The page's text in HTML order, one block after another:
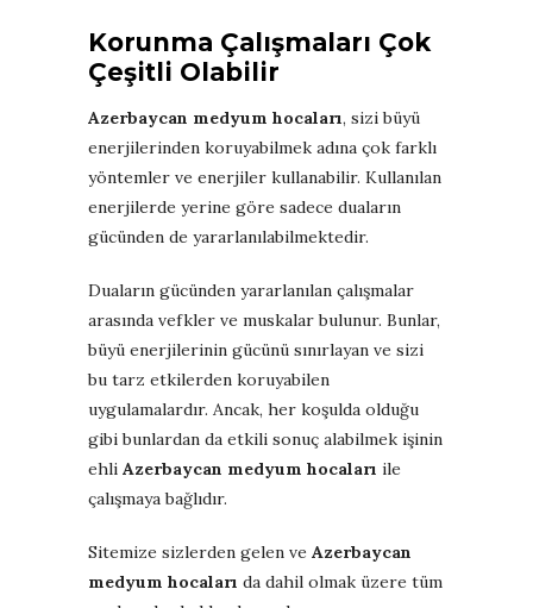
Korunma Çalışmaları Çok
Çeşitli Olabilir
Azerbaycan medyum hocaları, sizi büyü
enerjilerinden koruyabilmek adına çok farklı
yöntemler ve enerjiler kullanabilir. Kullanılan
enerjilerde yerine göre sadece duaların
gücünden de yararlanılabilmektedir.
Duaların gücünden yararlanılan çalışmalar
arasında vefkler ve muskalar bulunur. Bunlar,
büyü enerjilerinin gücünü sınırlayan ve sizi
bu tarz etkilerden koruyabilen
uygulamalardır. Ancak, her koşulda olduğu
gibi bunlardan da etkili sonuç alabilmek işinin
ehli Azerbaycan medyum hocaları ile
çalışmaya bağlıdır.
Sitemize sizlerden gelen ve Azerbaycan
medyum hocaları da dahil olmak üzere tüm